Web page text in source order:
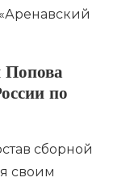
Попова
по
сборной
своим